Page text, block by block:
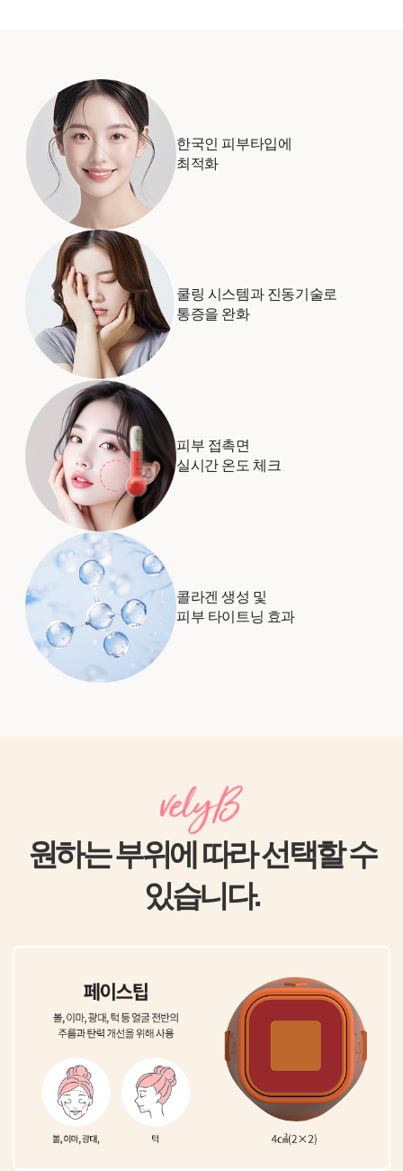
한국인 피부타입에
최적화
쿨링 시스템과 진동기술로
통증을 완화
피부 접촉면
실시간 온도 체크
콜라겐 생성 및
피부 타이트닝 효과
원하는 부위에 따라 선택할 수
있습니다.